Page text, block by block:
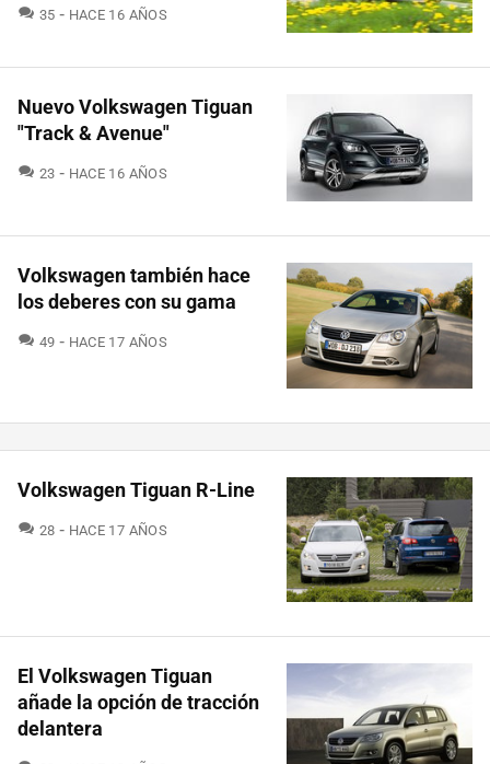
35 COMENTARIOS
HACE 16 AÑOS
Nuevo Volkswagen Tiguan
"Track & Avenue"
23 COMENTARIOS
HACE 16 AÑOS
Volkswagen también hace
los deberes con su gama
49 COMENTARIOS
HACE 17 AÑOS
Volkswagen Tiguan R-Line
28 COMENTARIOS
HACE 17 AÑOS
El Volkswagen Tiguan
añade la opción de tracción
delantera